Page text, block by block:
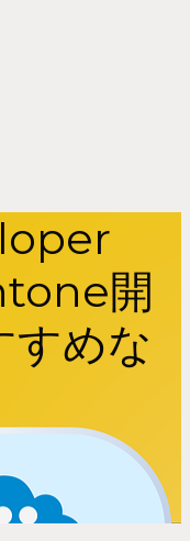
開
すめな